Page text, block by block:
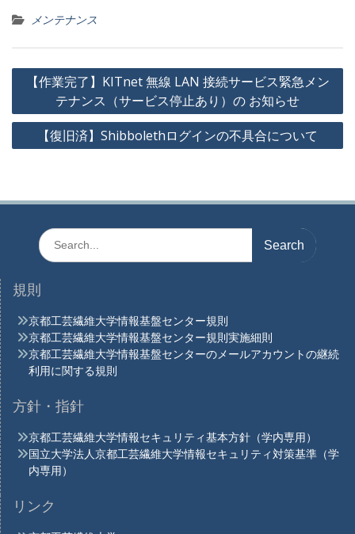
メンテナンス
投
ナ
ビ
【作業完了】KITnet 無線 LAN 接続サービス緊急メン
テナンス（サービス停止あり）の お知らせ
【復旧済】Shibbolethログインの不具合について
Search
for:
規則
京都工芸繊維大学情報基盤センター規則
京都工芸繊維大学情報基盤センター規則実施細則
京都工芸繊維大学情報基盤センターのメールアカウントの継続
利用に関する規則
方針・指針
京都工芸繊維大学情報セキュリティ基本方針（学内専用）
国立大学法人京都工芸繊維大学情報セキュリティ対策基準（学
内専用）
リンク